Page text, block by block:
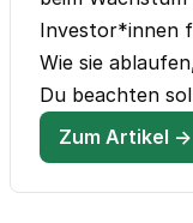
Investor*innen
Wie sie
Du beachten
Zum Artikel →